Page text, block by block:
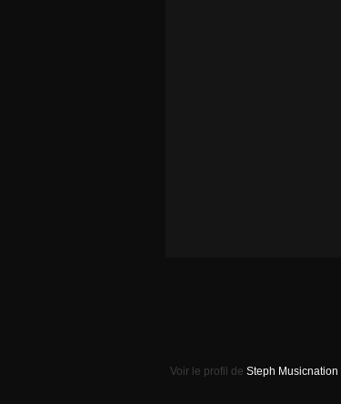
Voir le profil de Steph Musicnation